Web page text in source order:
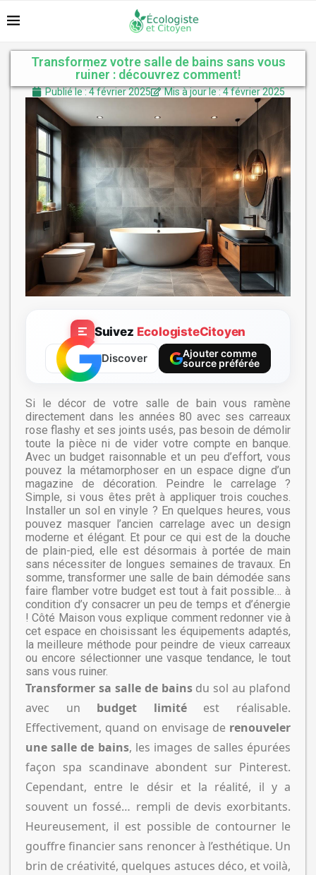
Transformez votre salle de bains sans vous
ruiner : découvrez comment!
Publié le : 4 février 2025 Mis à jour le : 4 février 2025
Suivez EcologisteCitoyen
Discover
Ajouter comme
source préférée
Si le décor de votre salle de bain vous ramène
directement dans les années 80 avec ses carreaux
rose flashy et ses joints usés, pas besoin de démolir
toute la pièce ni de vider votre compte en banque.
Avec un budget raisonnable et un peu d’effort, vous
pouvez la métamorphoser en un espace digne d’un
magazine de décoration. Peindre le carrelage ?
Simple, si vous êtes prêt à appliquer trois couches.
Installer un sol en vinyle ? En quelques heures, vous
pouvez masquer l’ancien carrelage avec un design
moderne et élégant. Et pour ce qui est de la douche
de plain-pied, elle est désormais à portée de main
sans nécessiter de longues semaines de travaux. En
somme, transformer une salle de bain démodée sans
faire flamber votre budget est tout à fait possible… à
condition d’y consacrer un peu de temps et d’énergie
! Côté Maison vous explique comment redonner vie à
cet espace en choisissant les équipements adaptés,
la meilleure méthode pour peindre de vieux carreaux
ou encore sélectionner une vasque tendance, le tout
sans vous ruiner.
Transformer sa salle de bainsdu sol au plafond
avec un budget limitéest réalisable.
Effectivement, quand on envisage de renouveler
une salle de bains, les images de salles épurées
façon spa scandinave abondent sur Pinterest.
Cependant, entre le désir et la réalité, il y a
souvent un fossé… rempli de devis exorbitants.
Heureusement, il est possible de contourner le
gouffre financier sans renoncer à l’esthétique. Un
brin de créativité, quelques astuces déco, et voilà,